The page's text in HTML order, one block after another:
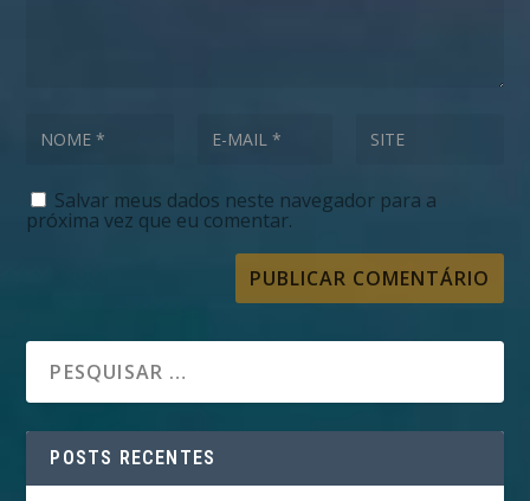
Salvar meus dados neste navegador para a
próxima vez que eu comentar.
POSTS RECENTES